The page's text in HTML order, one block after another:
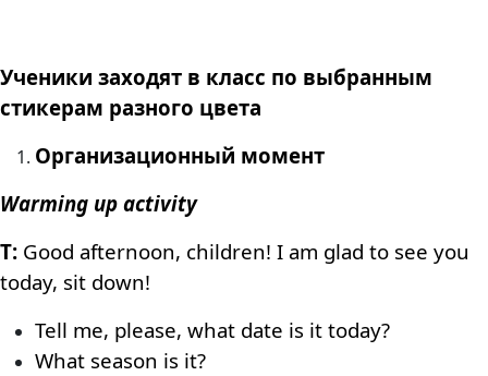
Ученики заходят в класс по выбранным
стикерам разного цвета
Организационный момент
Warming up activity
T: Good afternoon, children! I am glad to see you
today, sit down!
Tell me, please, what date is it today?
What season is it?